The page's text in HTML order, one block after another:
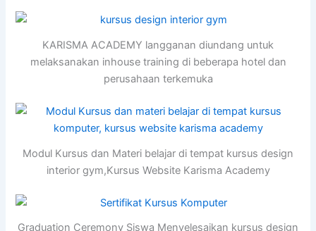
KARISMA ACADEMY langganan diundang untuk
melaksanakan inhouse training di beberapa hotel dan
perusahaan terkemuka
Modul Kursus dan Materi belajar di tempat kursus design
interior gym,Kursus Website Karisma Academy
Graduation Ceremony Siswa Menyelesaikan kursus design